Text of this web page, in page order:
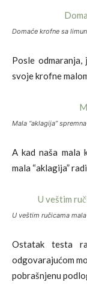
Domaće krofne sa
Posle
svoje krofne
Mala “aklagija”
A kad naša mala
mala “aklagija”
U veštim ručicama
Ostatak testa
odgovarajućom
pobrašnjenu